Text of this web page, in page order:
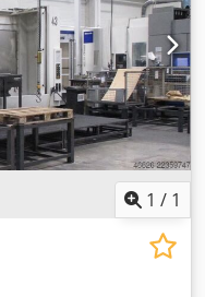
1 / 1